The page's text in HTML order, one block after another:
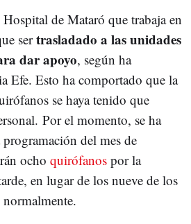
de Mataró que trabaja en
sertrasladado a las unidades
dar apoyo, según ha
Efe. Esto ha comportado que la
se haya tenido que
Por el momento, se ha
del mes de
ocho quirófanos por la
en lugar de los nueve de los